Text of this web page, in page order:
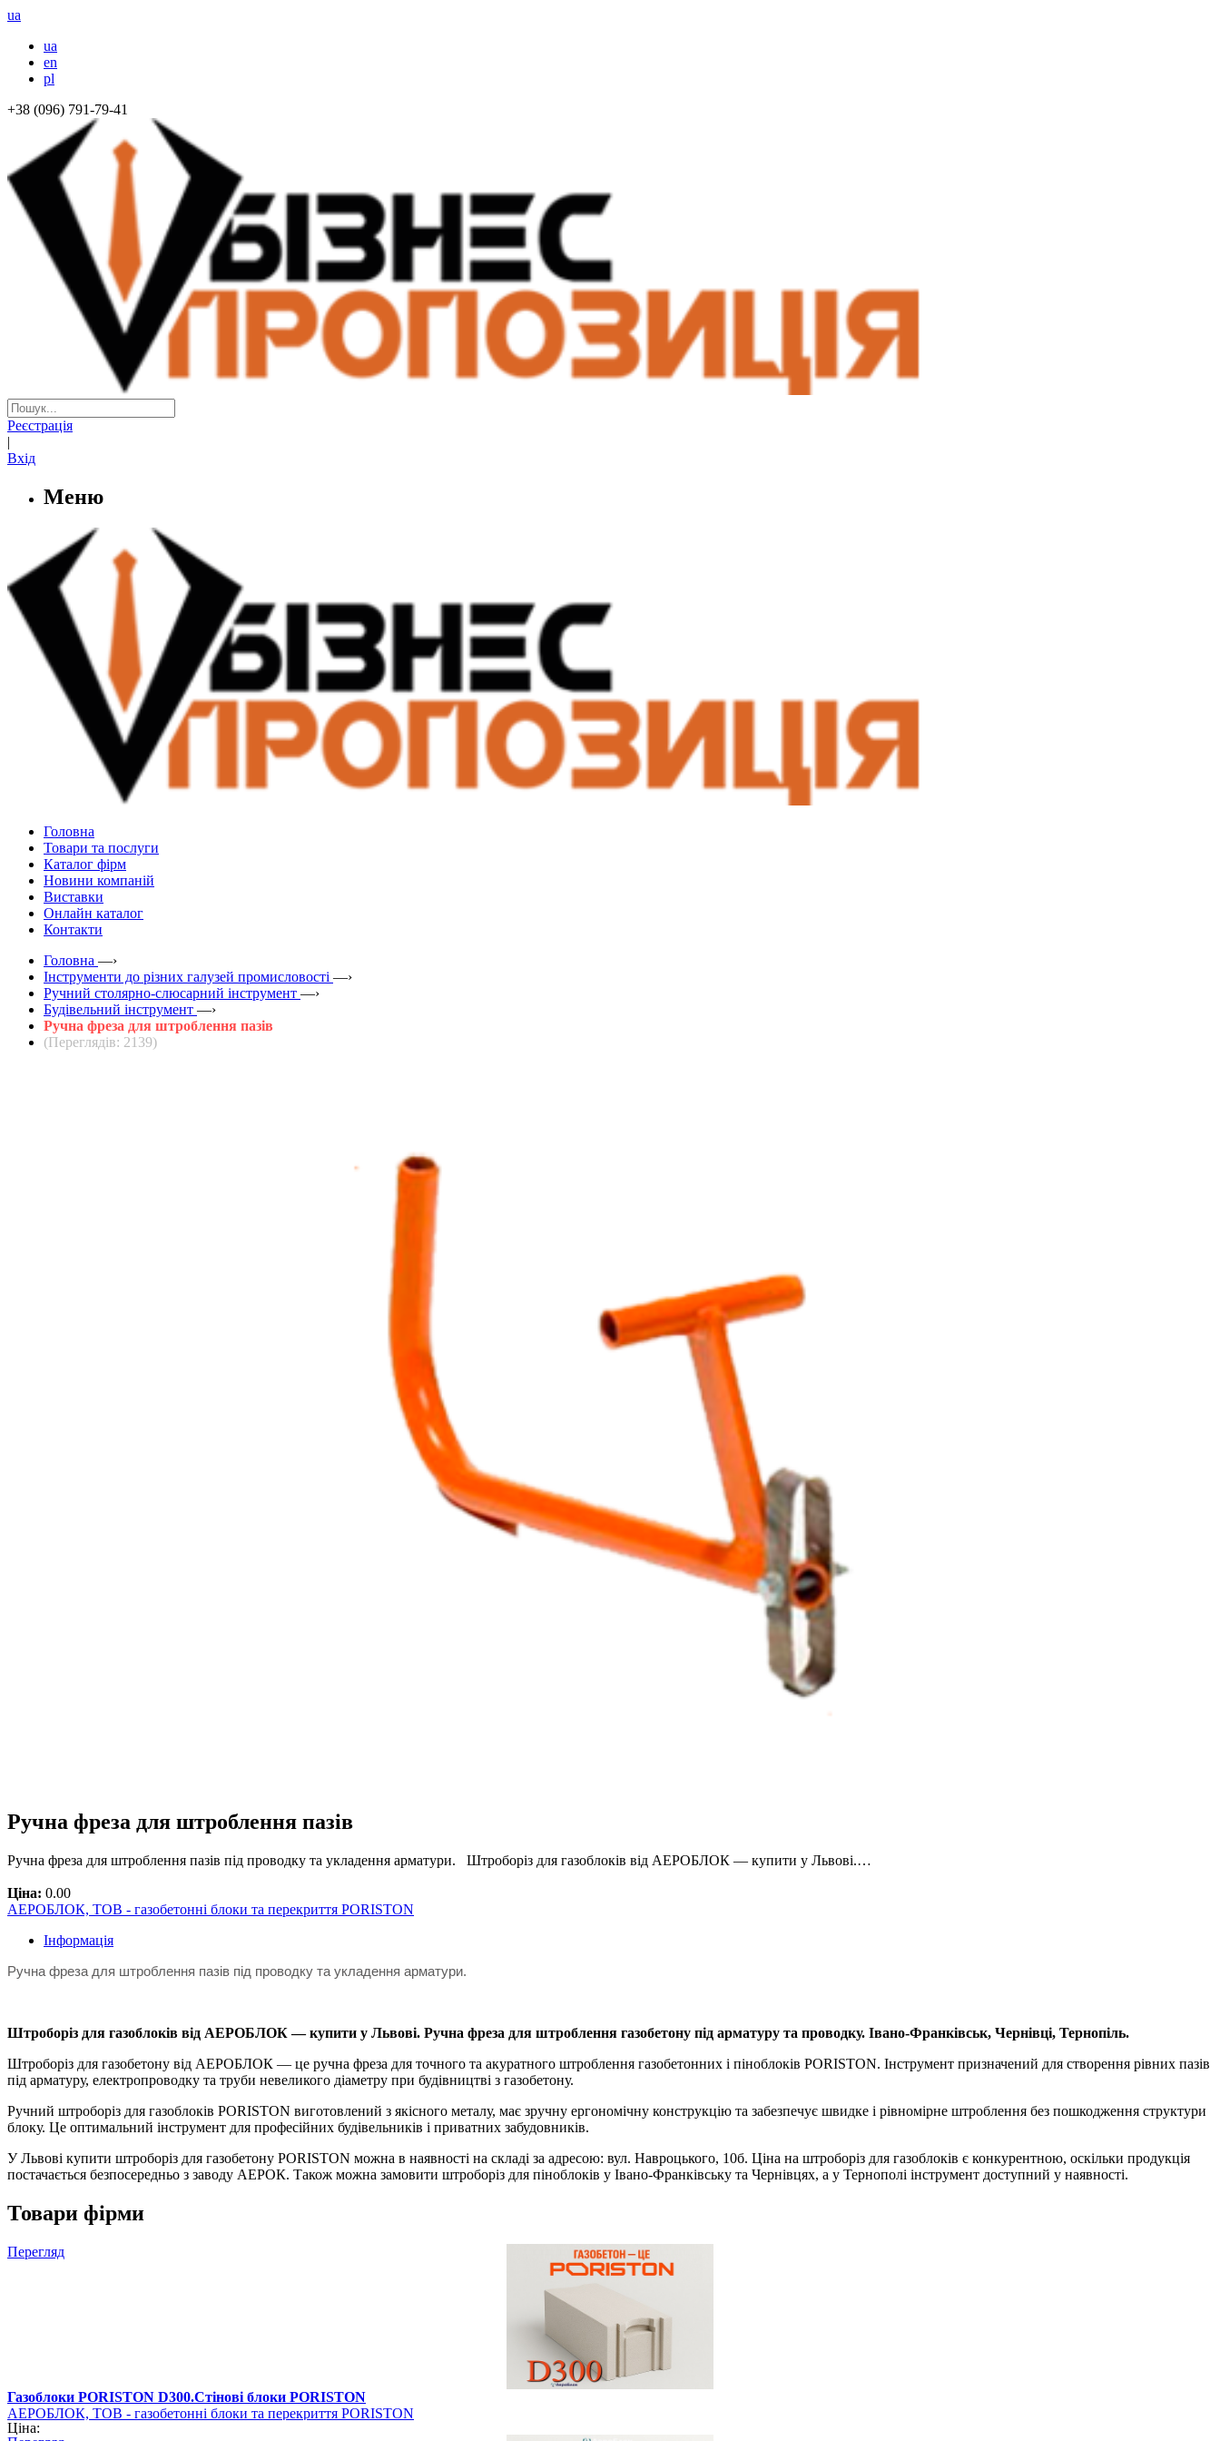
ua
ua
en
pl
+38 (096) 791-79-41
Реєстрація
|
Вхід
Меню
Головна
Товари та послуги
Каталог фірм
Новини компаній
Виставки
Онлайн каталог
Контакти
Головна —›
Інструменти до різних галузей промисловості —›
Ручний столярно-слюсарний інструмент —›
Будівельний інструмент —›
Ручна фреза для штроблення пазів
(Переглядів: 2139)
Ручна фреза для штроблення пазів
Ручна фреза для штроблення пазів під проводку та укладення арматури. Штроборіз для газоблоків від АЕРОБЛОК — купити у Львові.…
Ціна: 0.00
АЕРОБЛОК, ТОВ - газобетонні блоки та перекриття PORISTON
Інформація
Ручна фреза для штроблення пазів під проводку та укладення арматури.
Штроборіз для газоблоків від АЕРОБЛОК — купити у Львові. Ручна фреза для штроблення газобетону під арматуру та проводку. Івано-Франківськ, Чернівці, Тернопіль.
Штроборіз для газобетону від АЕРОБЛОК — це ручна фреза для точного та акуратного штроблення газобетонних і піноблоків PORISTON. Інструмент призначений для створення рівних пазів
під арматуру, електропроводку та труби невеликого діаметру при будівництві з газобетону.
Ручний штроборіз для газоблоків PORISTON виготовлений з якісного металу, має зручну ергономічну конструкцію та забезпечує швидке і рівномірне штроблення без пошкодження структури
блоку. Це оптимальний інструмент для професійних будівельників і приватних забудовників.
У Львові купити штроборіз для газобетону PORISTON можна в наявності на складі за адресою: вул. Навроцького, 10б. Ціна на штроборіз для газоблоків є конкурентною, оскільки продукція
постачається безпосередньо з заводу АЕРОК. Також можна замовити штроборіз для піноблоків у Івано-Франківську та Чернівцях, а у Тернополі інструмент доступний у наявності.
Товари фірми
Перегляд
Газоблоки PORISTON D300.Стінові блоки PORISTON
АЕРОБЛОК, ТОВ - газобетонні блоки та перекриття PORISTON
Ціна: